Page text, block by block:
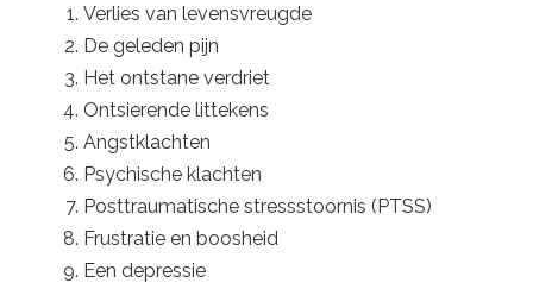
Verlies van levensvreugde
De geleden pijn
Het ontstane verdriet
Ontsierende littekens
Angstklachten
Psychische klachten
Posttraumatische stressstoornis (PTSS)
Frustratie en boosheid
Een depressie